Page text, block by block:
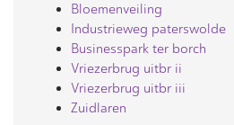
Bloemenveiling
Industrieweg paterswolde
Businesspark ter borch
Vriezerbrug uitbr ii
Vriezerbrug uitbr iii
Zuidlaren